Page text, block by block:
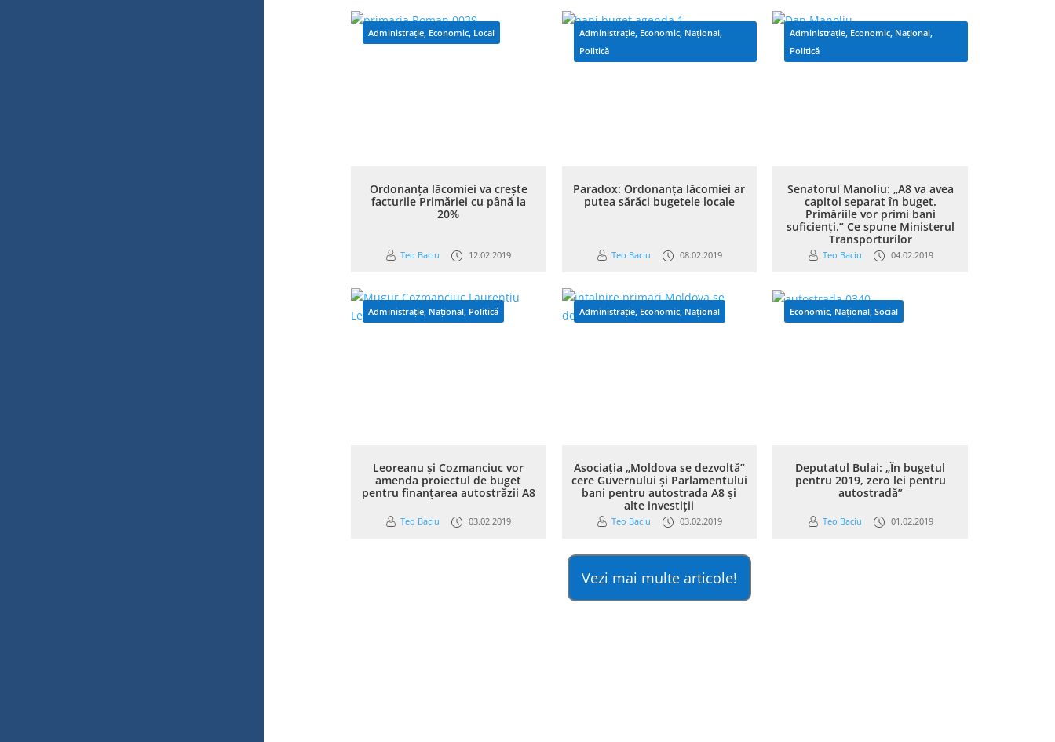
Administrație, Economic, Local
Ordonanța lăcomiei va crește
facturile Primăriei cu până la
20%
Teo Baciu 12.02.2019
Administrație, Economic, Național,
Politică
Paradox: Ordonanța lăcomiei ar
putea sărăci bugetele locale
Teo Baciu 08.02.2019
Administrație, Economic, Național,
Politică
Senatorul Manoliu: „A8 va avea
capitol separat în buget.
Primăriile vor primi bani
suficienți.” Ce spune Ministerul
Transporturilor
Teo Baciu 04.02.2019
Administrație, Național, Politică
Leoreanu și Cozmanciuc vor
amenda proiectul de buget
pentru finanțarea autostrăzii A8
Teo Baciu 03.02.2019
Administrație, Economic, Național
Asociația „Moldova se dezvoltă”
cere Guvernului și Parlamentului
bani pentru autostrada A8 și
alte investiții
Teo Baciu 03.02.2019
Economic, Național,Social
Deputatul Bulai: „În bugetul
pentru 2019, zero lei pentru
autostradă”
Teo Baciu 01.02.2019
Vezi mai multe articole!